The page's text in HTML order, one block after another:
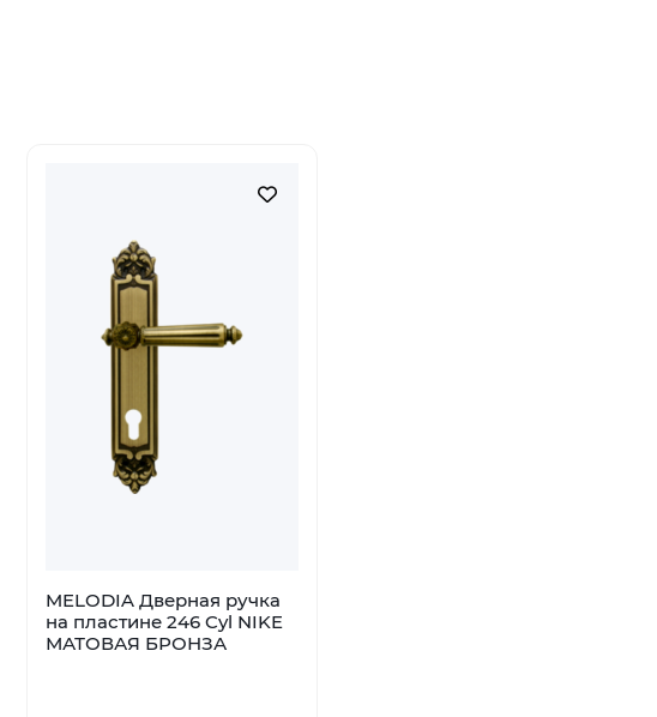
MELODIA Дверная ручка
на пластине 246 Cyl NIKE
МАТОВАЯ БРОНЗА